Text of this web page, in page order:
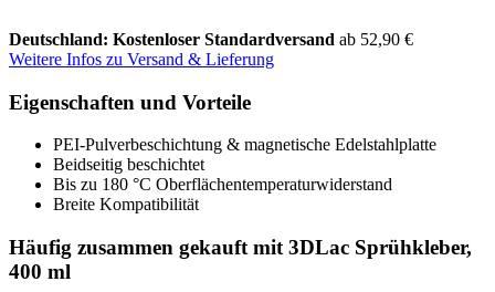
Deutschland: Kostenloser Standardversand ab 52,90 €
Weitere Infos zu Versand & Lieferung
Eigenschaften und Vorteile
PEI-Pulverbeschichtung & magnetische Edelstahlplatte
Beidseitig beschichtet
Bis zu 180 °C Oberflächentemperaturwiderstand
Breite Kompatibilität
Häufig zusammen gekauft mit 3DLac Sprühkleber,
400 ml